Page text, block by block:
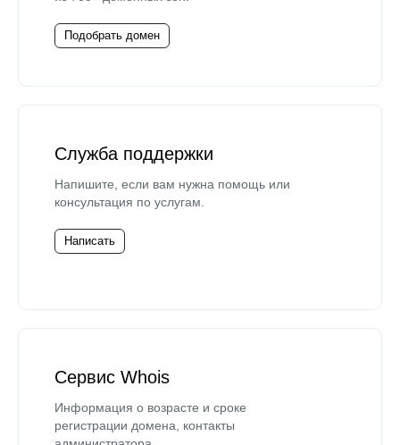
Подобрать домен
Служба поддержки
Напишите, если вам нужна помощь или
консультация по услугам.
Написать
Сервис Whois
Информация о возрасте и сроке
регистрации домена, контакты